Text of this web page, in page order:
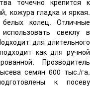
кожура гладка и яркая.
колец. Отличные
свеклу в
для длительного
как для ручной
Прозводитель
семян 600 тыс./га.
к посеву